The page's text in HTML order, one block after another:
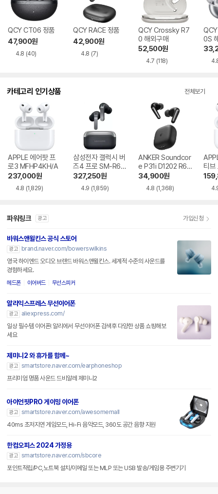
QCY CT06 정품
47,900원
4.8 (40)
QCY RACE 정품
42,900원
4.8 (7)
QCY Crossky R7
0 해외구매
52,500원
4.7 (118)
0S
카테고리 인기상품 전체보기
APPLE 에어팟 프
로3 MFHP4KH/A
237,000원
4.8 (1,829)
삼성전자 갤럭시 버
즈4 프로 SM-R64
0
327,250원
4.9 (1,859)
ANKER Soundcor
e P31i D1202 R60
i NC
34,900원
4.8 (1,368)
티브
파워링크 광고 가입신청
바워스앤윌킨스 공식 스토어
광고
brand.naver.com/bowerswilkins
영국 하이엔드 오디오 브랜드 바워스앤윌킨스. 세계적 수준의 사운드를
경험하세요.
헤드폰 이어버드 무선스피커
알리익스프레스 무선이어폰
광고
aliexpress.com/
일상 필수템 이어폰! 알리에서 무선이어폰 검색후 다양한 상품 쇼핑해보
세요
제미니2 와 휴가를 함께~
광고 smartstore.naver.com/earphoneshop
프리미엄 명품 사운드 드비알레 제미니2
아이언핏PRO 게이밍 이어폰
광고 smartstore.naver.com/awesomemall
40ms 초저지연 게임모드, Hi-Fi 음악모드, 360도 공간 음향 지원
한컴오피스 2024 가정용
광고 smartstore.naver.com/sbcore
포인트적립/PC,노트북 설치/이메일 또는 MLP 또는 USB 발송/게임용 주변기기